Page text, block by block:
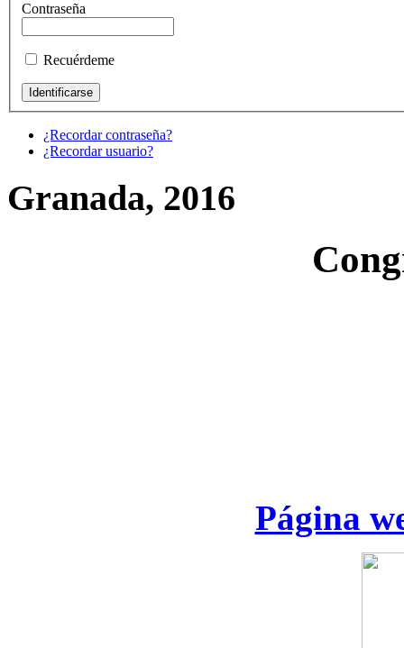
Contraseña
Recuérdeme
¿Recordar contraseña?
¿Recordar usuario?
Granada, 2016
Página